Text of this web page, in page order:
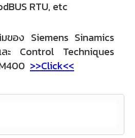
RTU, etc
มของ Siemens Sinamics
ละ Control Techniques
>>Click<<